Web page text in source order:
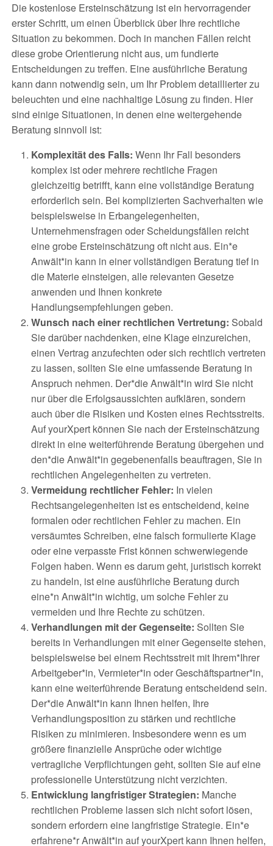
Die kostenlose Ersteinschätzung ist ein hervorragender
erster Schritt, um einen Überblick über Ihre rechtliche
Situation zu bekommen. Doch in manchen Fällen reicht
diese grobe Orientierung nicht aus, um fundierte
Entscheidungen zu treffen. Eine ausführliche Beratung
kann dann notwendig sein, um Ihr Problem detaillierter zu
beleuchten und eine nachhaltige Lösung zu finden. Hier
sind einige Situationen, in denen eine weitergehende
Beratung sinnvoll ist:
Komplexität des Falls: Wenn Ihr Fall besonders
komplex ist oder mehrere rechtliche Fragen
gleichzeitig betrifft, kann eine vollständige Beratung
erforderlich sein. Bei komplizierten Sachverhalten wie
beispielsweise in Erbangelegenheiten,
Unternehmensfragen oder Scheidungsfällen reicht
eine grobe Ersteinschätzung oft nicht aus. Ein*e
Anwält*in kann in einer vollständigen Beratung tief in
die Materie einsteigen, alle relevanten Gesetze
anwenden und Ihnen konkrete
Handlungsempfehlungen geben.
Wunsch nach einer rechtlichen Vertretung: Sobald
Sie darüber nachdenken, eine Klage einzureichen,
einen Vertrag anzufechten oder sich rechtlich vertreten
zu lassen, sollten Sie eine umfassende Beratung in
Anspruch nehmen. Der*die Anwält*in wird Sie nicht
nur über die Erfolgsaussichten aufklären, sondern
auch über die Risiken und Kosten eines Rechtsstreits.
Auf yourXpert können Sie nach der Ersteinschätzung
direkt in eine weiterführende Beratung übergehen und
den*die Anwält*in gegebenenfalls beauftragen, Sie in
rechtlichen Angelegenheiten zu vertreten.
Vermeidung rechtlicher Fehler: In vielen
Rechtsangelegenheiten ist es entscheidend, keine
formalen oder rechtlichen Fehler zu machen. Ein
versäumtes Schreiben, eine falsch formulierte Klage
oder eine verpasste Frist können schwerwiegende
Folgen haben. Wenn es darum geht, juristisch korrekt
zu handeln, ist eine ausführliche Beratung durch
eine*n Anwält*in wichtig, um solche Fehler zu
vermeiden und Ihre Rechte zu schützen.
Verhandlungen mit der Gegenseite: Sollten Sie
bereits in Verhandlungen mit einer Gegenseite stehen,
beispielsweise bei einem Rechtsstreit mit Ihrem*Ihrer
Arbeitgeber*in, Vermieter*in oder Geschäftspartner*in,
kann eine weiterführende Beratung entscheidend sein.
Der*die Anwält*in kann Ihnen helfen, Ihre
Verhandlungsposition zu stärken und rechtliche
Risiken zu minimieren. Insbesondere wenn es um
größere finanzielle Ansprüche oder wichtige
vertragliche Verpflichtungen geht, sollten Sie auf eine
professionelle Unterstützung nicht verzichten.
Entwicklung langfristiger Strategien: Manche
rechtlichen Probleme lassen sich nicht sofort lösen,
sondern erfordern eine langfristige Strategie. Ein*e
erfahrene*r Anwält*in auf yourXpert kann Ihnen helfen,